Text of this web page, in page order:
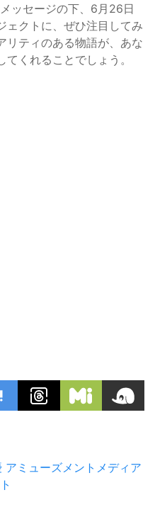
ッセージの下、6月26日
ェクトに、ぜひ注目してみ
リティのある物語が、あな
くれることでしょう。
アミューズメントメディア